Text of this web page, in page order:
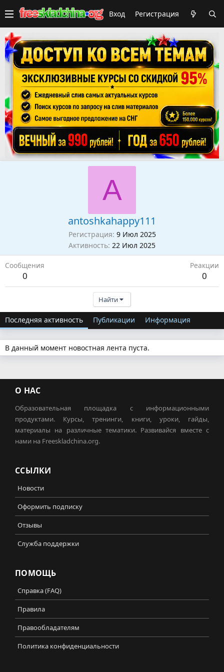
Вход Регистрация
A
antoshkahappy111
Регистрация 9 Июл 2025
Активность 22 Июл 2025
Сообщения
0
Реакции
0
Найти
Последняя активность Публикации Информация
В данный момент новостная лента пуста.
О НАС
Образовательная площадка с информационными
продуктами. Курсы, тренинги, книги, уроки, гайды,
материалы на различные тематики. Развивайся вместе с
нами на Freeskladchina.org.
ССЫЛКИ
Новости
Оформить подписку
Отзывы
Служба поддержки
ПОМОЩЬ
Справка (FAQ)
Правила
Правообладателям
Политика конфиденциальности